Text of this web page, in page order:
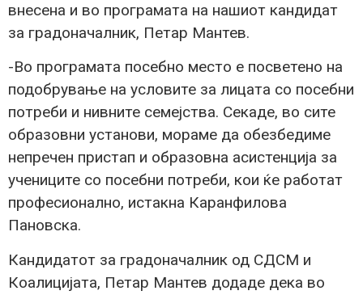
внесена и во програмата на нашиот кандидат
за градоначалник, Петар Мантев.
-Во програмата посебно место е посветено на
подобрување на условите за лицата со посебни
потреби и нивните семејства. Секаде, во сите
образовни установи, мораме да обезбедиме
непречен пристап и образовна асистенција за
учениците со посебни потреби, кои ќе работат
професионално, истакна Каранфилова
Пановска.
Кандидатот за градоначалник од СДСМ и
Коалицијата, Петар Мантев додаде дека во